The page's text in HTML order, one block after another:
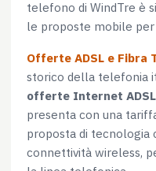
telefono di WindTre è
le proposte mobile
Offerte ADSL e Fibra
storico della telefonia
offerte Internet
presenta con una
proposta di tecnologia
connettività wireless,